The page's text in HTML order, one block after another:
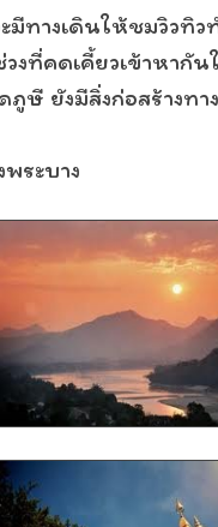
มีทางเดินให้ชมวิวทิ
งที่คดเคี้ยวเข้าหากั
ภูษี ยังมีสิ่งก่อสร้าง
ระบาง